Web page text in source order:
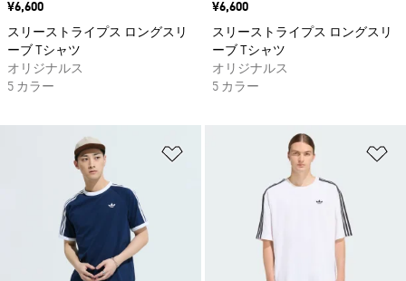
価格
¥6,600
スリーストライプス ロングスリ
ーブ Tシャツ
オリジナルス
5 カラー
価格
¥6,600
スリーストライプス ロングスリ
ーブ Tシャツ
オリジナルス
5 カラー
ほしいものリストに追加